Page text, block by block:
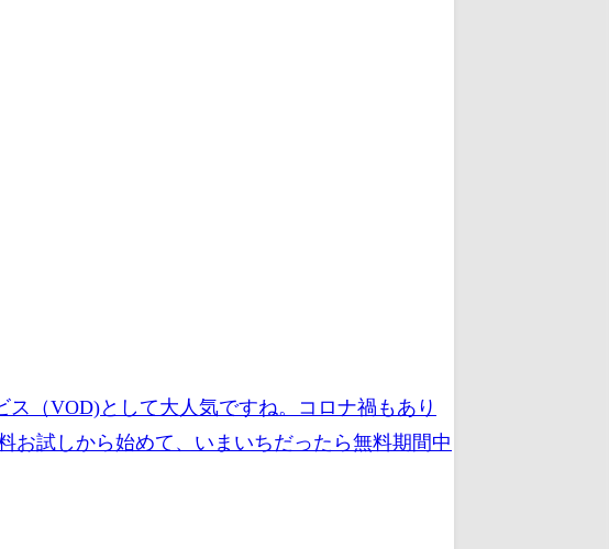
（VOD)として大人気ですね。コロナ禍もあり
お試しから始めて、いまいちだったら無料期間中